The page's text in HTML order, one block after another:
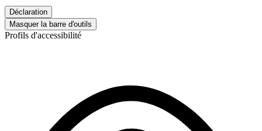
Déclaration
Masquer la barre d'outils
Profils d'accessibilité